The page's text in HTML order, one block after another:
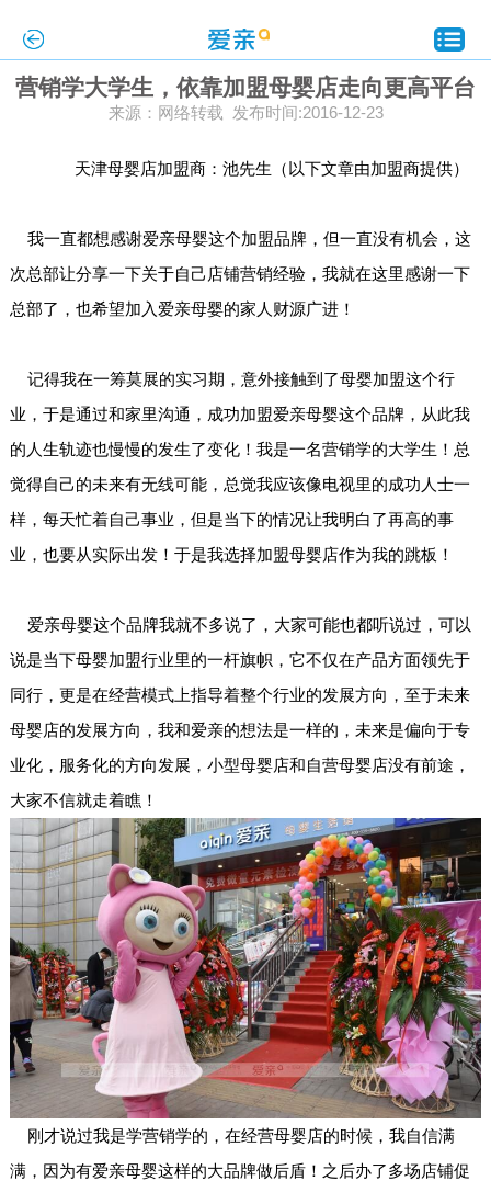
营销学大学生，依靠加盟母婴店走向更高平台
来源：网络转载 发布时间:2016-12-23
天津母婴店加盟商：池先生（以下文章由加盟商提供）
我一直都想感谢爱亲母婴这个加盟品牌，但一直没有机会，这
次总部让分享一下关于自己店铺营销经验，我就在这里感谢一下
总部了，也希望加入爱亲母婴的家人财源广进！
记得我在一筹莫展的实习期，意外接触到了母婴加盟这个行
业，于是通过和家里沟通，成功加盟爱亲母婴这个品牌，从此我
的人生轨迹也慢慢的发生了变化！我是一名营销学的大学生！总
觉得自己的未来有无线可能，总觉我应该像电视里的成功人士一
样，每天忙着自己事业，但是当下的情况让我明白了再高的事
业，也要从实际出发！于是我选择加盟母婴店作为我的跳板！
爱亲母婴这个品牌我就不多说了，大家可能也都听说过，可以
说是当下母婴加盟行业里的一杆旗帜，它不仅在产品方面领先于
同行，更是在经营模式上指导着整个行业的发展方向，至于未来
母婴店的发展方向，我和爱亲的想法是一样的，未来是偏向于专
业化，服务化的方向发展，小型母婴店和自营母婴店没有前途，
大家不信就走着瞧！
刚才说过我是学营销学的，在经营母婴店的时候，我自信满
满，因为有爱亲母婴这样的大品牌做后盾！之后办了多场店铺促